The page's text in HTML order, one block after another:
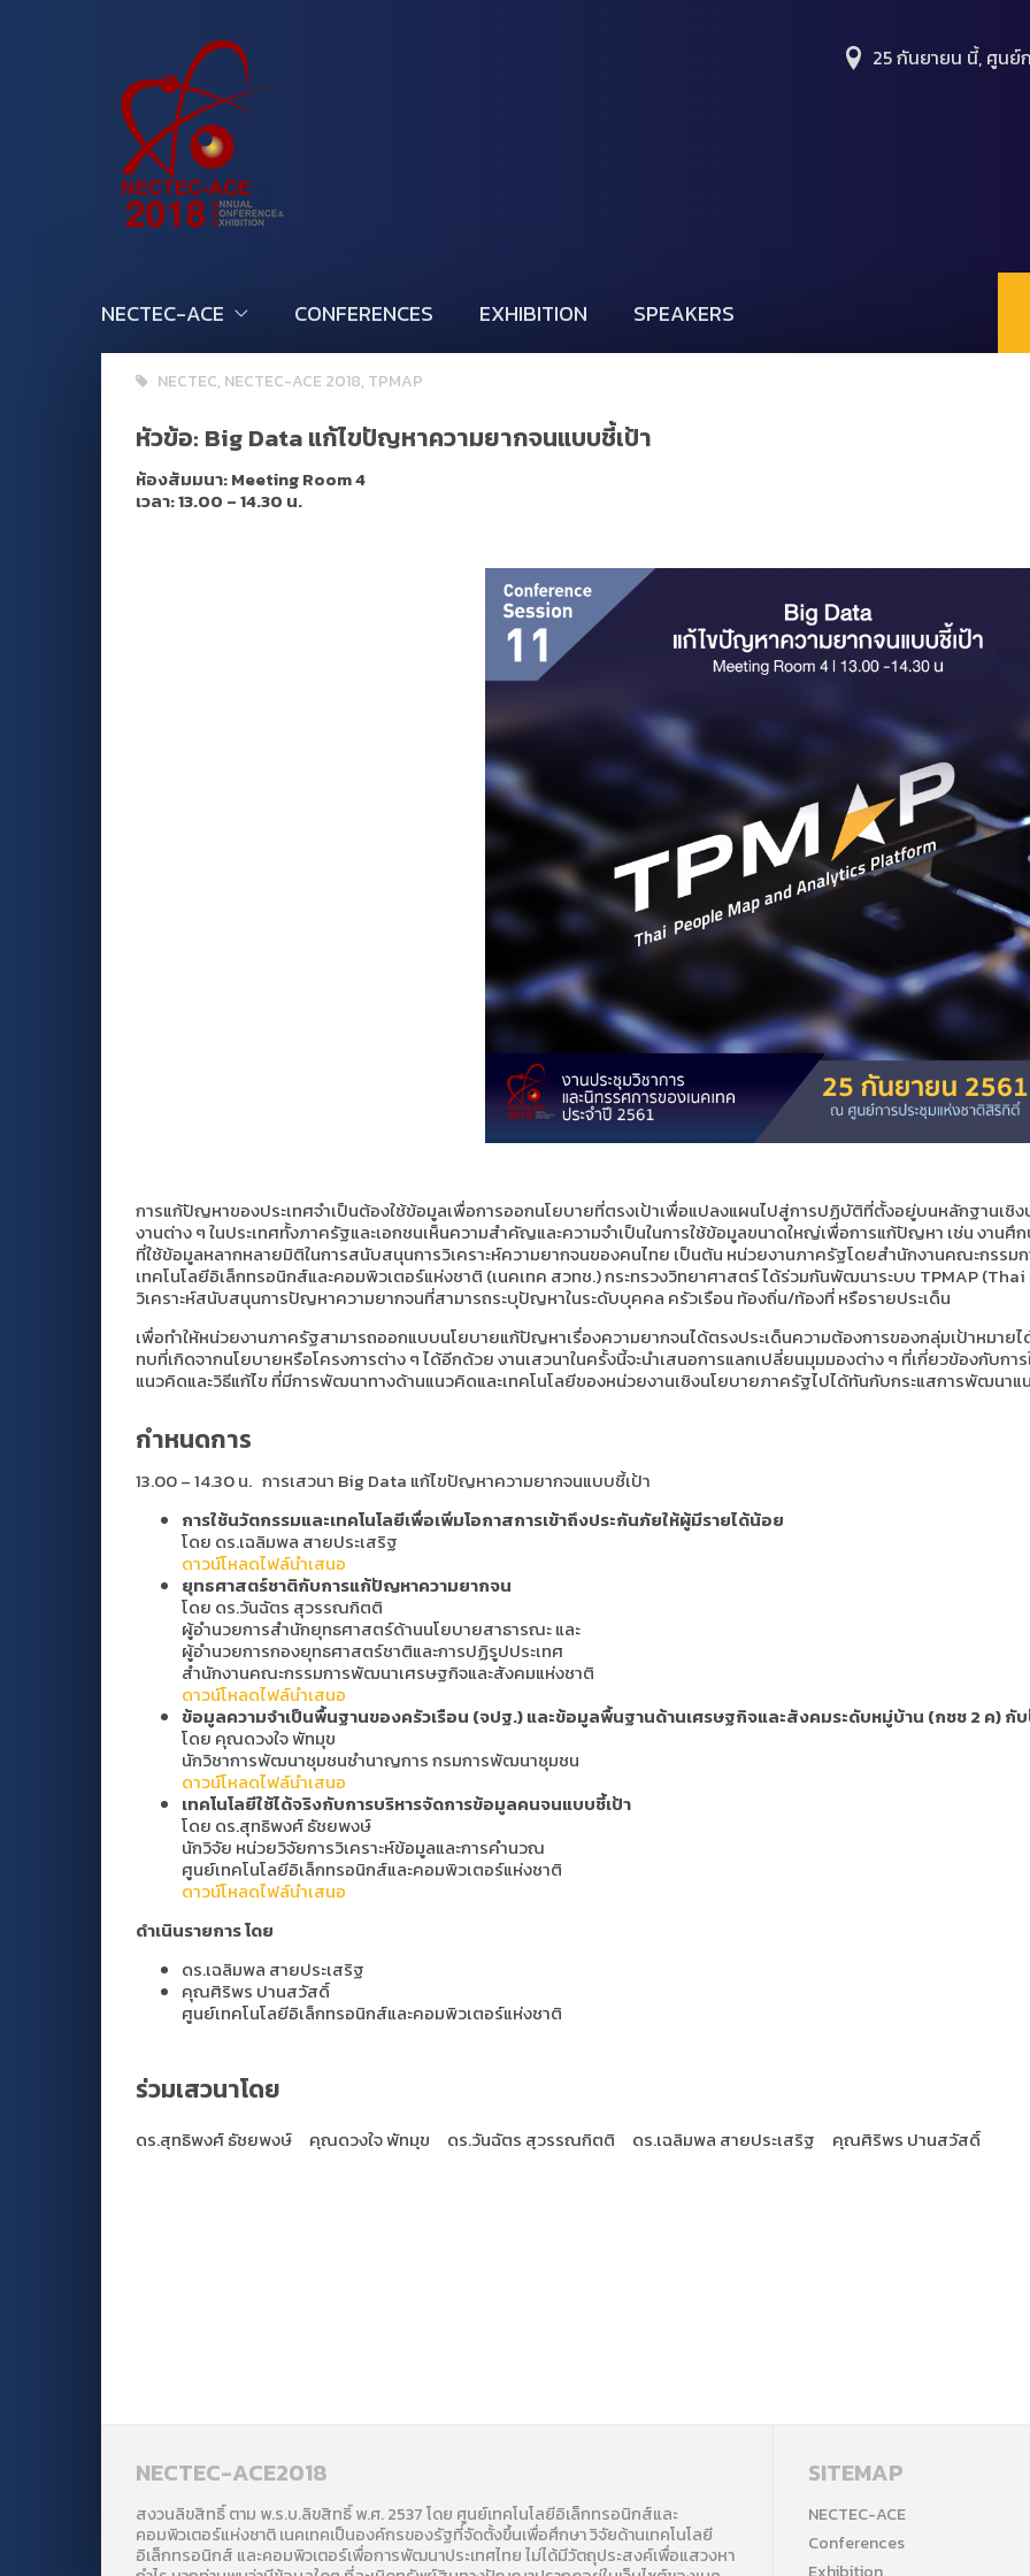
25 กันยายน นี้, ศูนย์
NECTEC-ACE CONFERENCES EXHIBITION SPEAKERS
NECTEC, NECTEC-ACE 2018, TPMAP
หัวข้อ: Big Data แก้ไขปัญหาความยากจนแบบชี้เป้า
ห้องสัมมนา: Meeting Room 4
เวลา: 13.00 – 14.30 น.
การแก้ปัญหาของประเทศจำเป็นต้องใช้ข้อมูลเพื่อการออกนโยบายที่ตรงเป้าเพื่อแปลงแผนไปสู่การปฏิบัติที่ตั้งอยู่บนหลักฐานเชิ
งานต่าง ๆ ในประเทศทั้งภาครัฐและเอกชนเห็นความสำคัญและความจำเป็นในการใช้ข้อมูลขนาดใหญ่เพื่อการแก้ปัญหา เช่น งาน
ที่ใช้ข้อมูลหลากหลายมิติในการสนับสนุนการวิเคราะห์ความยากจนของคนไทย เป็นต้น หน่วยงานภาครัฐโดยสำนักงานคณะกรร
เทคโนโลยีอิเล็กทรอนิกส์และคอมพิวเตอร์แห่งชาติ (เนคเทค สวทช.) กระทรวงวิทยาศาสตร์ ได้ร่วมกันพัฒนาระบบ TPMAP
วิเคราะห์สนับสนุนการปัญหาความยากจนที่สามารถระบุปัญหาในระดับบุคคล ครัวเรือน ท้องถิ่น/ท้องที่ หรือรายประเด็น
เพื่อทำให้หน่วยงานภาครัฐสามารถออกแบบนโยบายแก้ปัญหาเรื่องความยากจนได้ตรงประเด็นความต้องการของกลุ่มเป้าหมาย
ทบที่เกิดจากนโยบายหรือโครงการต่าง ๆ ได้อีกด้วย งานเสวนาในครั้งนี้จะนำเสนอการแลกเปลี่ยนมุมมองต่าง ๆ ที่เกี่ยวข้องกับก
แนวคิดและวิธีแก้ไข ที่มีการพัฒนาทางด้านแนวคิดและเทคโนโลยีของหน่วยงานเชิงนโยบายภาครัฐไปได้ทันกับกระแสการพัฒนาแ
กำหนดการ
13.00 – 14.30 น. การเสวนา Big Data แก้ไขปัญหาความยากจนแบบชี้เป้า
การใช้นวัตกรรมและเทคโนโลยีเพื่อเพิ่มโอกาสการเข้าถึงประกันภัยให้ผู้มีรายได้น้อย
โดย ดร.เฉลิมพล สายประเสริฐ
ดาวน์โหลดไฟล์นำเสนอ
ยุทธศาสตร์ชาติกับการแก้ปัญหาความยากจน
โดย ดร.วันฉัตร สุวรรณกิตติ
ผู้อำนวยการสำนักยุทธศาสตร์ด้านนโยบายสาธารณะ และ
ผู้อำนวยการกองยุทธศาสตร์ชาติและการปฏิรูปประเทศ
สำนักงานคณะกรรมการพัฒนาเศรษฐกิจและสังคมแห่งชาติ
ดาวน์โหลดไฟล์นำเสนอ
ข้อมูลความจำเป็นพื้นฐานของครัวเรือน (จปฐ.) และข้อมูลพื้นฐานด้านเศรษฐกิจและสังคมระดับหมู่บ้าน (กชช 2 ค)
โดย คุณดวงใจ พัทมุข
นักวิชาการพัฒนาชุมชนชำนาญการ กรมการพัฒนาชุมชน
ดาวน์โหลดไฟล์นำเสนอ
เทคโนโลยีใช้ได้จริงกับการบริหารจัดการข้อมูลคนจนแบบชี้เป้า
โดย ดร.สุทธิพงศ์ ธัชยพงษ์
นักวิจัย หน่วยวิจัยการวิเคราะห์ข้อมูลและการคำนวณ
ศูนย์เทคโนโลยีอิเล็กทรอนิกส์และคอมพิวเตอร์แห่งชาติ
ดาวน์โหลดไฟล์นำเสนอ
ดำเนินรายการ โดย
ดร.เฉลิมพล สายประเสริฐ
คุณศิริพร ปานสวัสดิ์
ศูนย์เทคโนโลยีอิเล็กทรอนิกส์และคอมพิวเตอร์แห่งชาติ
ร่วมเสวนาโดย
ดร.สุทธิพงศ์ ธัชยพงษ์ คุณดวงใจ พัทมุข ดร.วันฉัตร สุวรรณกิตติ ดร.เฉลิมพล สายประเสริฐ คุณศิริพร ปานสวัสดิ์
NECTEC-ACE2018
สงวนลิขสิทธิ์ ตาม พ.ร.บ.ลิขสิทธิ์ พ.ศ. 2537 โดย ศูนย์เทคโนโลยีอิเล็กทรอนิกส์และ
คอมพิวเตอร์แห่งชาติ เนคเทคเป็นองค์กรของรัฐที่จัดตั้งขึ้นเพื่อศึกษา วิจัยด้านเทคโนโลยี
อิเล็กทรอนิกส์ และคอมพิวเตอร์เพื่อการพัฒนาประเทศไทย ไม่ได้มีวัตถุประสงค์เพื่อแสวงหา
SITEMAP
NECTEC-ACE
Conferences